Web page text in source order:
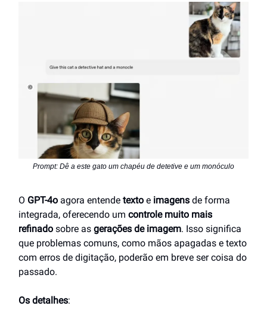
Prompt: Dê a este gato um chapéu de detetive e um monóculo
O GPT-4o agora entende texto e imagens de forma
integrada, oferecendo um controle muito mais
refinado sobre as gerações de imagem. Isso significa
que problemas comuns, como mãos apagadas e texto
com erros de digitação, poderão em breve ser coisa do
passado.
Os detalhes: